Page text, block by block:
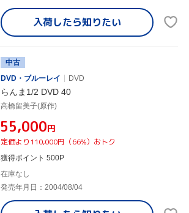
入荷したら知りたい
中古
DVD・ブルーレイ
DVD
らんま1/2 DVD 40
高橋留美子(原作)
¥55,000円
定価より110,000円（66%）おトク
獲得ポイント 500P
在庫なし
発売年月日：2004/08/04